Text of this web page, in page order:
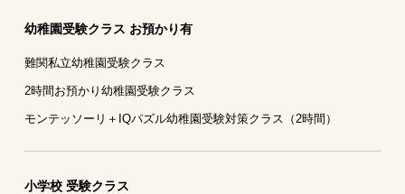
幼稚園受験クラス お預かり有
難関私立幼稚園受験クラス
2時間お預かり幼稚園受験クラス
モンテッソーリ＋IQパズル幼稚園受験対策クラス（2時間）
小学校 受験クラス